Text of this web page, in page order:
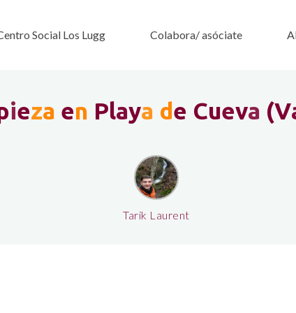
Social Los Lugg Colabora/ asóciate
ieza en Playa de Cueva (V
Tarik Laurent